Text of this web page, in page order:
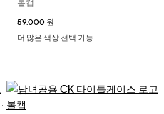
볼캡
59,000 원
더 많은 색상 선택 가능